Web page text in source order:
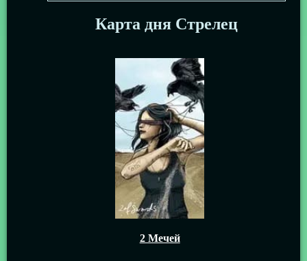
Карта дня Стрелец
2 Мечей